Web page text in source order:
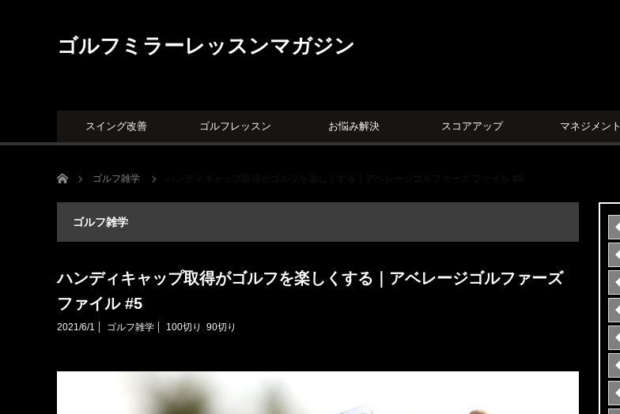
ゴルフミラーレッスンマガジン
スイング改善 ゴルフレッスン お悩み解決 スコアアップ マネジメント
ホーム ゴルフ雑学 ハンディキャップ取得がゴルフを楽しくする｜アベレージゴルファーズ ファイル #5
ゴルフ雑学
ハンディキャップ取得がゴルフを楽しくする｜アベレージゴルファーズ
ファイル #5
2021/6/1 ゴルフ雑学 100切り , 90切り